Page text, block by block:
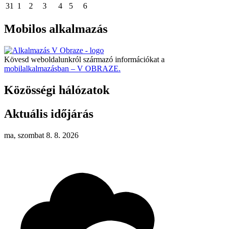
31
1 2 3 4 5 6
Mobilos alkalmazás
Kövesd weboldalunkról származó információkat a
mobilalkalmazásban – V OBRAZE.
Közösségi hálózatok
Aktuális időjárás
ma, szombat 8. 8. 2026